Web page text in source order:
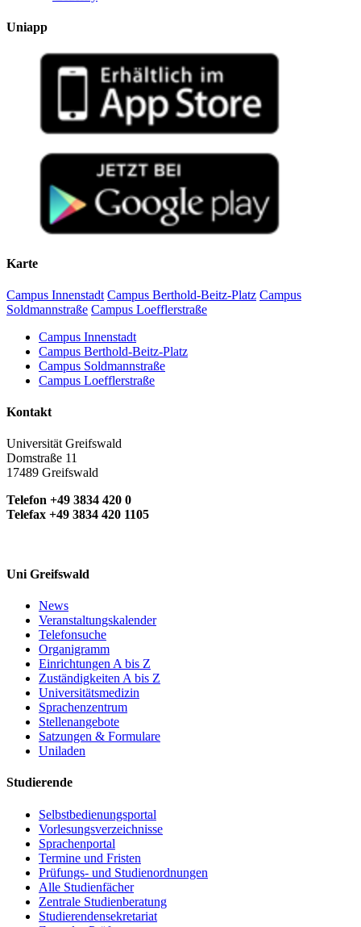
Uniapp
Karte
Campus Innenstadt Campus Berthold-Beitz-Platz Campus
Soldmannstraße Campus Loefflerstraße
Campus Innenstadt
Campus Berthold-Beitz-Platz
Campus Soldmannstraße
Campus Loefflerstraße
Kontakt
Universität Greifswald
Domstraße 11
17489 Greifswald
Telefon +49 3834 420 0
Telefax +49 3834 420 1105
Uni Greifswald
News
Veranstaltungskalender
Telefonsuche
Organigramm
Einrichtungen A bis Z
Zuständigkeiten A bis Z
Universitätsmedizin
Sprachenzentrum
Stellenangebote
Satzungen & Formulare
Uniladen
Studierende
Selbstbedienungsportal
Vorlesungsverzeichnisse
Sprachenportal
Termine und Fristen
Prüfungs- und Studienordnungen
Alle Studienfächer
Zentrale Studienberatung
Studierendensekretariat